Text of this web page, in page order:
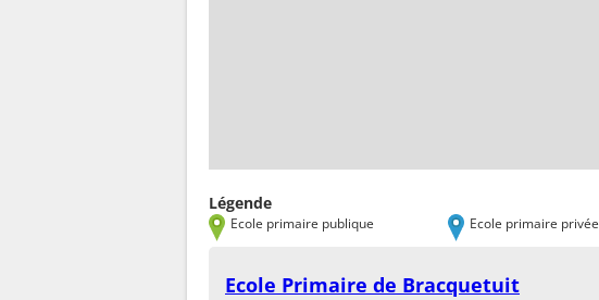
Légende
Ecole primaire publique Ecole primaire privée
Ecole Primaire de Bracquetuit